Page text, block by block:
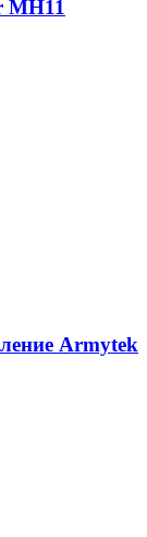
Armytek